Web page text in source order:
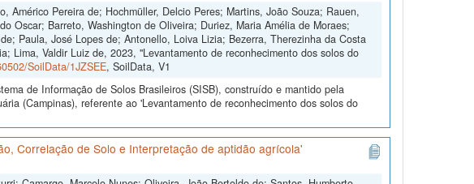
Américo Pereira de; Hochmüller, Delcio Peres; Martins, João Souza; Rauen,
Oscar; Barreto, Washington de Oliveira; Duriez, Maria Amélia de Moraes;
Paula, José Lopes de; Antonello, Loiva Lizia; Bezerra, Therezinha da Costa
Lima, Valdir Luiz de, 2023, "Levantamento de reconhecimento dos solos do
SoilData/1JZSEE, SoilData, V1
de Informação de Solos Brasileiros (SISB), construído e mantido pela
(Campinas), referente ao 'Levantamento de reconhecimento dos solos do
Correlação de Solo e Interpretação de aptidão agrícola'